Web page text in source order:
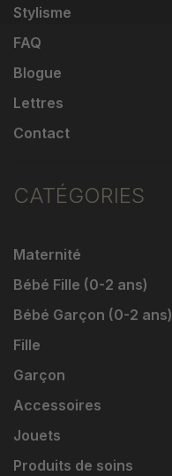
Stylisme
FAQ
Blogue
Lettres
Contact
CATÉGORIES
Maternité
Bébé Fille (0-2 ans)
Bébé Garçon (0-2 ans)
Fille
Garçon
Accessoires
Jouets
Produits de soins